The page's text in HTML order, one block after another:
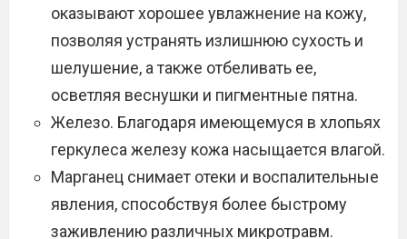
оказывают хорошее увлажнение на кожу,
позволяя устранять излишнюю сухость и
шелушение, а также отбеливать ее,
осветляя веснушки и пигментные пятна.
Железо. Благодаря имеющемуся в хлопьях
геркулеса железу кожа насыщается влагой.
Марганец снимает отеки и воспалительные
явления, способствуя более быстрому
заживлению различных микротравм.